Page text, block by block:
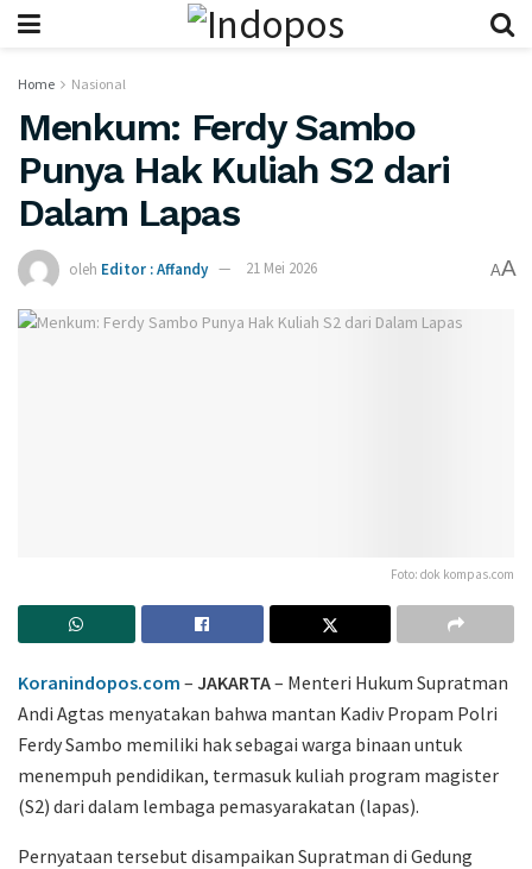
Home Nasional
Menkum: Ferdy Sambo
Punya Hak Kuliah S2 dari
Dalam Lapas
oleh Editor : Affandy 21 Mei 2026 AA
Foto: dok kompas.com
Koranindopos.com – JAKARTA– Menteri Hukum Supratman
Andi Agtas menyatakan bahwa mantan Kadiv Propam Polri
Ferdy Sambo memiliki hak sebagai warga binaan untuk
menempuh pendidikan, termasuk kuliah program magister
(S2) dari dalam lembaga pemasyarakatan (lapas).
Pernyataan tersebut disampaikan Supratman di Gedung